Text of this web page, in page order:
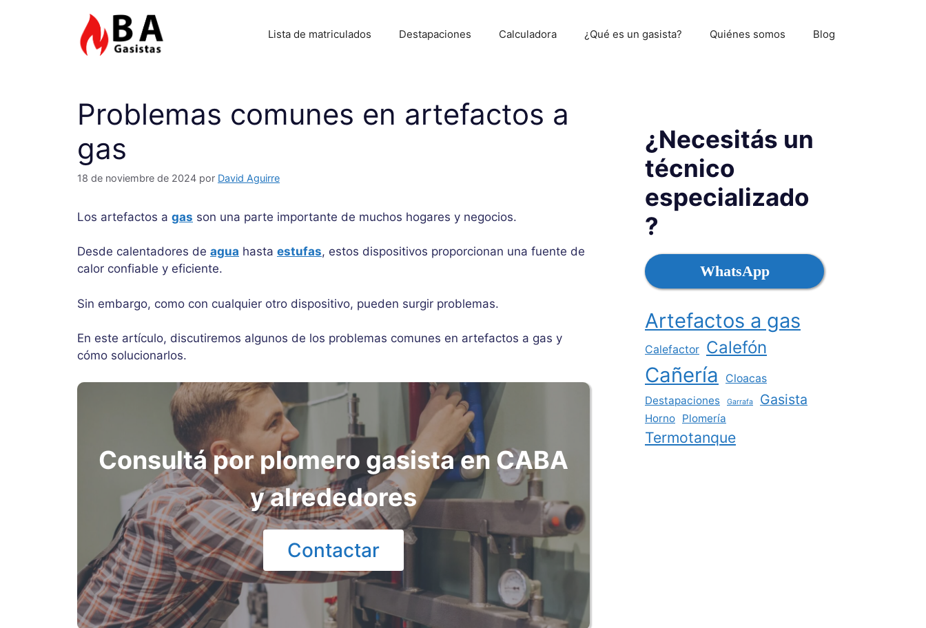
Lista de matriculados Destapaciones Calculadora ¿Qué es un gasista? Quiénes somos Blog
Problemas comunes en artefactos a
gas
18 de noviembre de 2024 por David Aguirre
Los artefactos a gas son una parte importante de muchos hogares y negocios.
Desde calentadores de agua hasta estufas, estos dispositivos proporcionan una fuente de
calor confiable y eficiente.
Sin embargo, como con cualquier otro dispositivo, pueden surgir problemas.
En este artículo, discutiremos algunos de los problemas comunes en artefactos a gas y
cómo solucionarlos.
Consultá por plomero gasista en CABA
y alrededores
Contactar
¿Necesitás un
técnico
especializado
?
WhatsApp
Artefactos a gas
Calefactor Calefón
Cañería
Cloacas
Destapaciones
Garrafa Gasista
Horno Plomería
Termotanque